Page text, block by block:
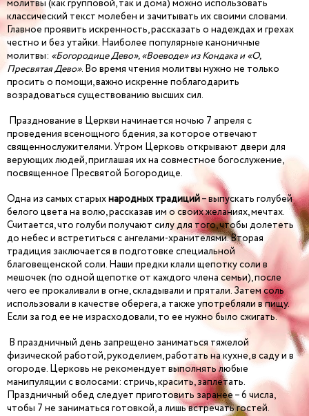
молитвы (как групповой, так и дома) можно использовать
классический текст молебен и зачитывать их своими словами.
Главное проявить искренность, рассказать о надеждах и грехах
честно и без утайки. Наиболее популярные каноничные
молитвы: «Богородице Дево», «Воеводе» из Кондака и «О,
Пресвятая Дево». Во время чтения молитвы нужно не только
просить о помощи, важно искренне поблагодарить
возрадоваться существованию высших сил.
Празднование в Церкви начинается ночью 7 апреля с
проведения всенощного бдения, за которое отвечают
священнослужителями. Утром Церковь открывают двери для
верующих людей, приглашая их на совместное богослужение,
посвященное Пресвятой Богородице.
Одна из самых старыхнародных традиций– выпускать голубей
белого цвета на волю, рассказав им о своих желаниях, мечтах.
Считается, что голуби получают силу для того, чтобы долететь
до небес и встретиться с ангелами-хранителями. Вторая
традиция заключается в подготовке специальной
благовещенской соли. Наши предки клали щепотку соли в
мешочек (по одной щепотке от каждого члена семьи), после
чего ее прокаливали в огне, складывали и прятали. Затем соль
использовали в качестве оберега, а также употребляли в пищу.
Если за год ее не израсходовали, то ее нужно было сжигать.
В праздничный день запрещено заниматься тяжелой
физической работой, рукоделием, работать на кухне, в саду и в
огороде. Церковь не рекомендует выполнять любые
манипуляции с волосами: стричь, красить, заплетать.
Праздничный обед следует приготовить заранее – 6 числа,
чтобы 7 не заниматься готовкой, а лишь встречать гостей.